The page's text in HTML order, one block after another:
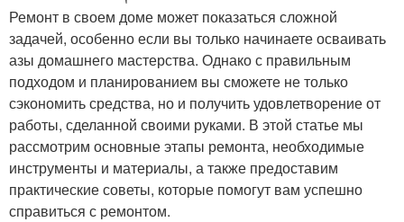
Ремонт в своем доме может показаться сложной
задачей, особенно если вы только начинаете осваивать
азы домашнего мастерства. Однако с правильным
подходом и планированием вы сможете не только
сэкономить средства, но и получить удовлетворение от
работы, сделанной своими руками. В этой статье мы
рассмотрим основные этапы ремонта, необходимые
инструменты и материалы, а также предоставим
практические советы, которые помогут вам успешно
справиться с ремонтом.